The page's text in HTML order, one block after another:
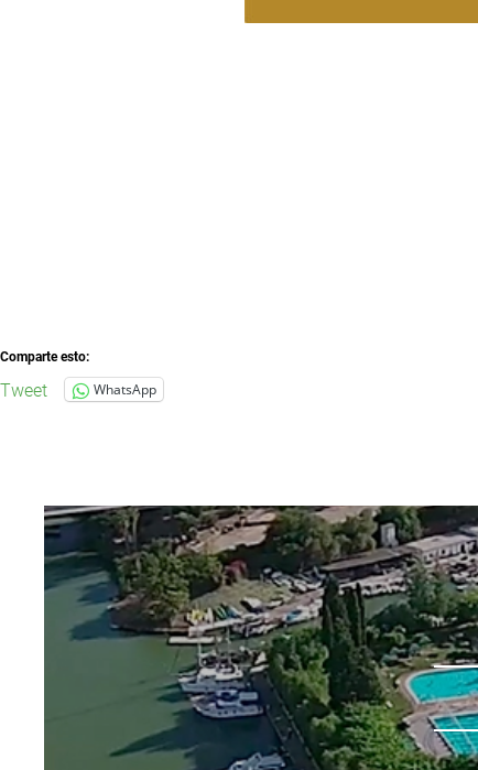
Comparte esto:
Tweet WhatsApp